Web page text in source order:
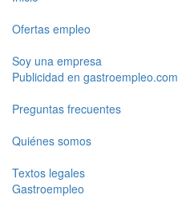
Ofertas empleo
Soy una empresa
Publicidad en gastroempleo.com
Preguntas frecuentes
Quiénes somos
Textos legales
Gastroempleo